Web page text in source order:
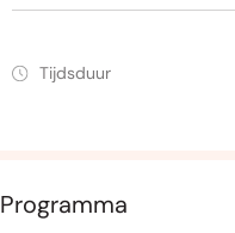
Tijdsduur
Programma